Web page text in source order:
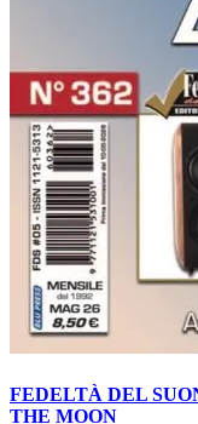
FEDELTÀ DEL
THE MOON